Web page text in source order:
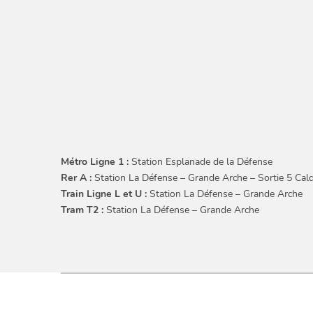
Métro Ligne 1 : Station Esplanade de la Défense
Rer A : Station La Défense – Grande Arche – Sortie 5
Train Ligne L et U : Station La Défense – Grande Arche
Tram T2 : Station La Défense – Grande Arche